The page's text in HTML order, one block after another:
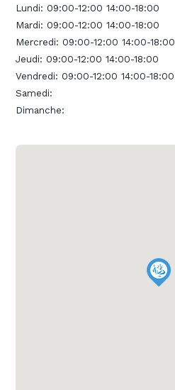
Lundi:09:00-12:00 14:00-18:00
Mardi:09:00-12:00 14:00-18:00
Mercredi:09:00-12:00 14:00-18:00
Jeudi:09:00-12:00 14:00-18:00
Vendredi:09:00-12:00 14:00-18:00
Samedi:
Dimanche: